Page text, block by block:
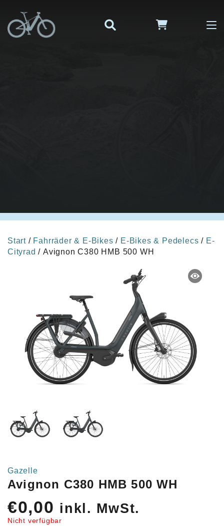
Start / Fahrräder & E-Bikes / E-Bikes & Pedelecs / E-
Cityrad / Avignon C380 HMB 500 WH
Gazelle
Avignon C380 HMB 500 WH
€0,00 inkl. MwSt.
Nicht verfügbar